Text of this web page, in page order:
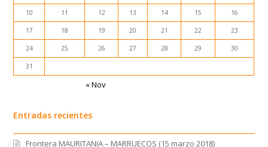
10 11 12 13 14 15 16
17 18 19 20 21 22 23
24 25 26 27 28 29 30
31
« Nov
Entradas recientes
Frontera MAURITANIA – MARRUECOS (15 marzo 2018)